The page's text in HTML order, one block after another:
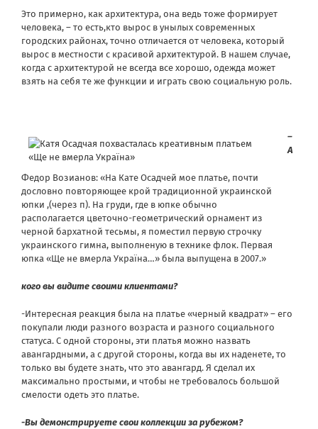
Это примерно, как архитектура, она ведь тоже формирует
человека, – то есть,кто вырос в унылых современных
городских районах, точно отличается от человека, который
вырос в местности с красивой архитектурой. В нашем случае,
когда с архитектурой не всегда все хорошо, одежда может
взять на себя те же функции и играть свою социальную роль.
Федор Возианов: «На Кате Осадчей мое платье, почти
дословно повторяющее крой традиционной украинской
юпки ,(через п). На груди, где в юпке обычно
располагается цветочно-геометрический орнамент из
черной бархатной тесьмы, я поместил первую строчку
украинского гимна, выполненую в технике флок. Первая
юпка «Ще не вмерла Україна…» была выпущена в 2007.»
–
А
кого вы видите своими клиентами?
-Интересная реакция была на платье «черный квадрат» – его
покупали люди разного возраста и разного социального
статуса. С одной стороны, эти платья можно назвать
авангардными, а с другой стороны, когда вы их наденете, то
только вы будете знать, что это авангард. Я сделал их
максимально простыми, и чтобы не требовалось большой
смелости одеть это платье.
-Вы демонстрируете свои коллекции за рубежом?